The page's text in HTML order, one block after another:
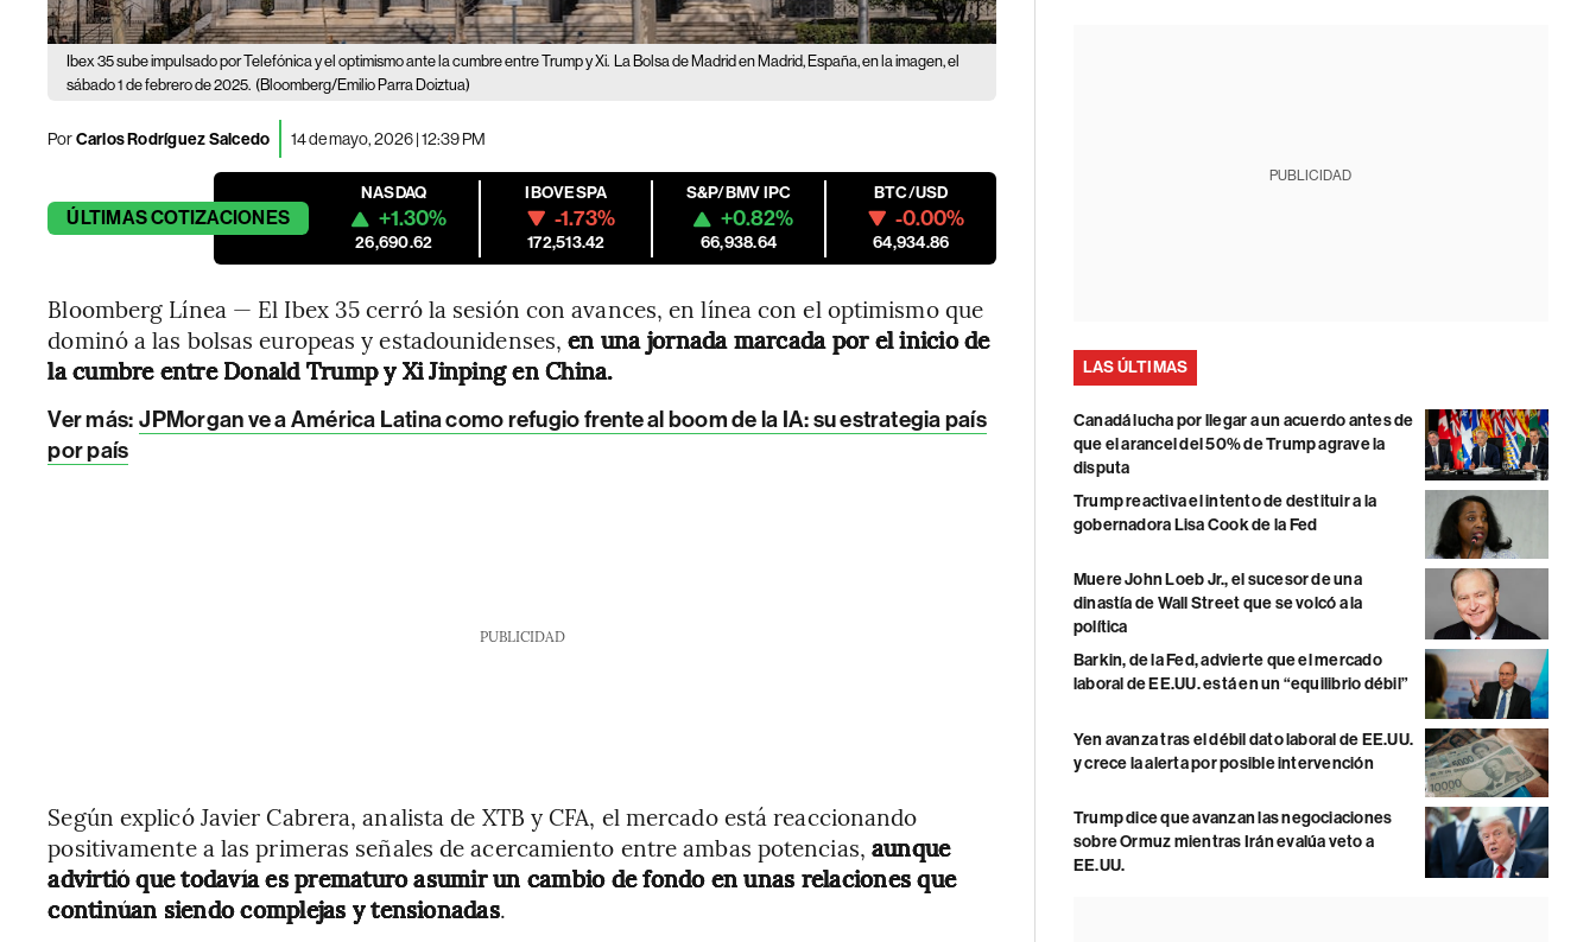
Ibex 35 sube impulsado por Telefónica y el optimismo ante la cumbre entre Trump y Xi. La Bolsa de Madrid en Madrid, España, en la imagen, el
sábado 1 de febrero de 2025. (Bloomberg/Emilio Parra Doiztua)
PorCarlos Rodríguez Salcedo 14 de mayo, 2026 | 12:39 PM
ÚLTIMASCOTIZACIONES
NASDAQ
+1.30%
26,690.62
IBOVESPA
-1.73%
172,513.42
S&P/BMV IPC
+0.82%
66,938.64
BTC/USD
-0.00%
64,934.86
Bloomberg Línea — El Ibex 35 cerró la sesión con avances, en línea con el optimismo que
dominó a las bolsas europeas y estadounidenses,en una jornada marcada por el inicio de
la cumbre entre Donald Trump y Xi Jinping en China.
Ver más: JPMorgan ve a América Latina como refugio frente al boom de la IA: su estrategia país
por país
PUBLICIDAD
Según explicó Javier Cabrera, analista de XTB y CFA, el mercado está reaccionando
positivamente a las primeras señales de acercamiento entre ambas potencias, aunque
advirtió que todavía es prematuro asumir un cambio de fondo en unas relaciones que
continúan siendo complejas y tensionadas.
PUBLICIDAD
LAS ÚLTIMAS
Canadá lucha por llegar a un acuerdo antes de
que el arancel del 50% de Trump agrave la
disputa
Trump reactiva el intento de destituir a la
gobernadora Lisa Cook de la Fed
Muere John Loeb Jr., el sucesor de una
dinastía de Wall Street que se volcó a la
política
Barkin, de la Fed, advierte que el mercado
laboral de EE.UU. está en un “equilibrio débil”
Yen avanza tras el débil dato laboral de EE.UU.
y crece la alerta por posible intervención
Trump dice que avanzan las negociaciones
sobre Ormuz mientras Irán evalúa veto a
EE.UU.